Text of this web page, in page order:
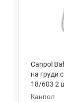
Canpol
на груди
18/603 2
Канпол